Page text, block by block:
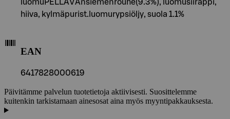
luomuPELLAVAnsiemenrouhe(9.3%), luomusiirappi,
hiiva, kylmäpurist.luomurypsiöljy, suola 1.1%
EAN
6417828000619
Päivitämme palvelun tuotetietoja aktiivisesti. Suosittelemme
kuitenkin tarkistamaan ainesosat aina myös myyntipakkauksesta.